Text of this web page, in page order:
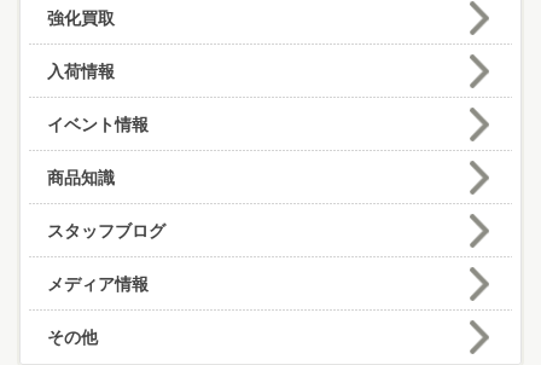
強化買取
入荷情報
イベント情報
商品知識
スタッフブログ
メディア情報
その他